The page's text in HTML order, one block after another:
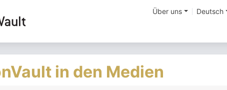
Über uns Deutsch
in den Medien